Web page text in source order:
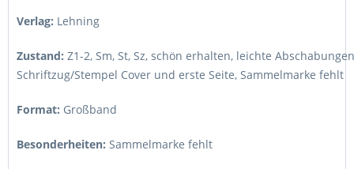
Verlag: Lehning
Zustand: Z1-2, Sm, St, Sz, schön erhalten, leichte
Schriftzug/Stempel Cover und erste Seite, Sammelmarke fehlt
Format: Großband
Besonderheiten: Sammelmarke fehlt